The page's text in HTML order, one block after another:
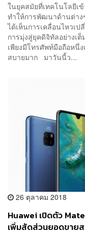
ในยุคสมัยที่เทคโนโลยีเ
ทำให้การพัฒนาด้านต่าง
ได้เห็นการเคลื่อนไหวเ
การมุ่งสู่ยุคดิจิทัลอย่างเ
เพียงมีโทรศัพท์มือถือหนึ่ง
สบายมาก มาวันนี้ว...
26 ตุลาคม 2018
Huawei เปิดตัว
เพิ่มสัดส่วนยอดขาย